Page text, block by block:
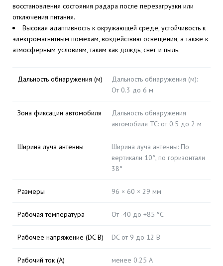
восстановления состояния радара после перезагрузки или
отключения питания.
Высокая адаптивность к окружающей среде, устойчивость к
электромагнитным помехам, воздействию освещения, а также к
атмосферным условиям, таким как дождь, снег и пыль.
Дальность обнаружения (м)
Дальность обнаружения (м):
От 0.3 до 6 м
Зона фиксации автомобиля
Дальность обнаружения
автомобиля ТС: от 0.5 до 2 м
Ширина луча антенны
Ширина луча антенны: По
вертикали 10°, по горизонтали
38°
Размеры 96 × 60 × 29 мм
Рабочая температура От -40 до +85 °С
Рабочее напряжение (DC В) DC от 9 до 12 В
Рабочий ток (А) менее 0.25 A